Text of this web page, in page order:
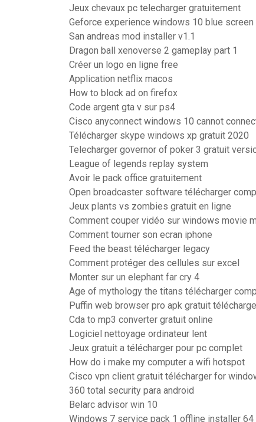
Jeux chevaux pc telecharger gratuitement
Geforce experience windows 10 blue screen
San andreas mod installer v1.1
Dragon ball xenoverse 2 gameplay part 1
Créer un logo en ligne free
Application netflix macos
How to block ad on firefox
Code argent gta v sur ps4
Cisco anyconnect windows 10 cannot
Télécharger skype windows xp gratuit 2020
Telecharger governor of poker 3 gratuit
League of legends replay system
Avoir le pack office gratuitement
Open broadcaster software télécharger
Jeux plants vs zombies gratuit en ligne
Comment couper vidéo sur windows movie
Comment tourner son ecran iphone
Feed the beast télécharger legacy
Comment protéger des cellules sur excel
Monter sur un elephant far cry 4
Age of mythology the titans télécharger
Puffin web browser pro apk gratuit
Cda to mp3 converter gratuit online
Logiciel nettoyage ordinateur lent
Jeux gratuit a télécharger pour pc complet
How do i make my computer a wifi hotspot
Cisco vpn client gratuit télécharger for
360 total security para android
Belarc advisor win 10
Windows 7 service pack 1 offline installer